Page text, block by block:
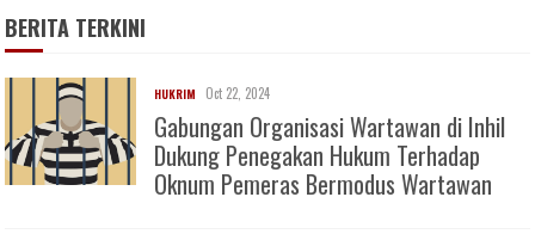
BERITA TERKINI
HUKRIM Oct 22, 2024
Gabungan Organisasi Wartawan di Inhil
Dukung Penegakan Hukum Terhadap
Oknum Pemeras Bermodus Wartawan